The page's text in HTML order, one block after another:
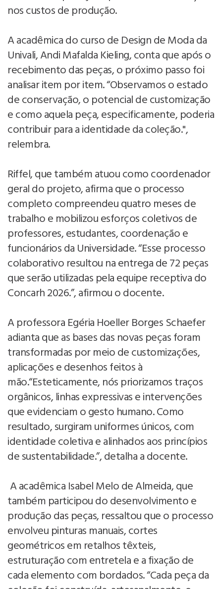
nos custos de produção.
A acadêmica do curso de Design de Moda da
Univali, Andi Mafalda Kieling, conta que após o
recebimento das peças, o próximo passo foi
analisar item por item. “Observamos o estado
de conservação, o potencial de customização
e como aquela peça, especificamente, poderia
contribuir para a identidade da coleção.",
relembra.
Riffel, que também atuou como coordenador
geral do projeto, afirma que o processo
completo compreendeu quatro meses de
trabalho e mobilizou esforços coletivos de
professores, estudantes, coordenação e
funcionários da Universidade. “Esse processo
colaborativo resultou na entrega de 72 peças
que serão utilizadas pela equipe receptiva do
Concarh 2026.”, afirmou o docente.
A professora Egéria Hoeller Borges Schaefer
adianta que as bases das novas peças foram
transformadas por meio de customizações,
aplicações e desenhos feitos à
mão.“Esteticamente, nós priorizamos traços
orgânicos, linhas expressivas e intervenções
que evidenciam o gesto humano. Como
resultado, surgiram uniformes únicos, com
identidade coletiva e alinhados aos princípios
de sustentabilidade.”, detalha a docente.
A acadêmica Isabel Melo de Almeida, que
também participou do desenvolvimento e
produção das peças, ressaltou que o processo
envolveu pinturas manuais, cortes
geométricos em retalhos têxteis,
estruturação com entretela e a fixação de
cada elemento com bordados. “Cada peça da